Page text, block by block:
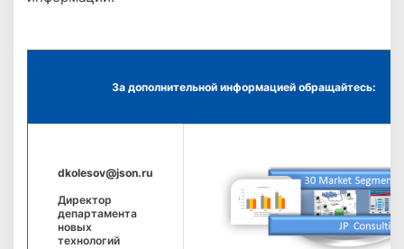
За дополнительной информацией обращайтесь:
dkolesov@json.ru
Директор
департамента
новых
технологий